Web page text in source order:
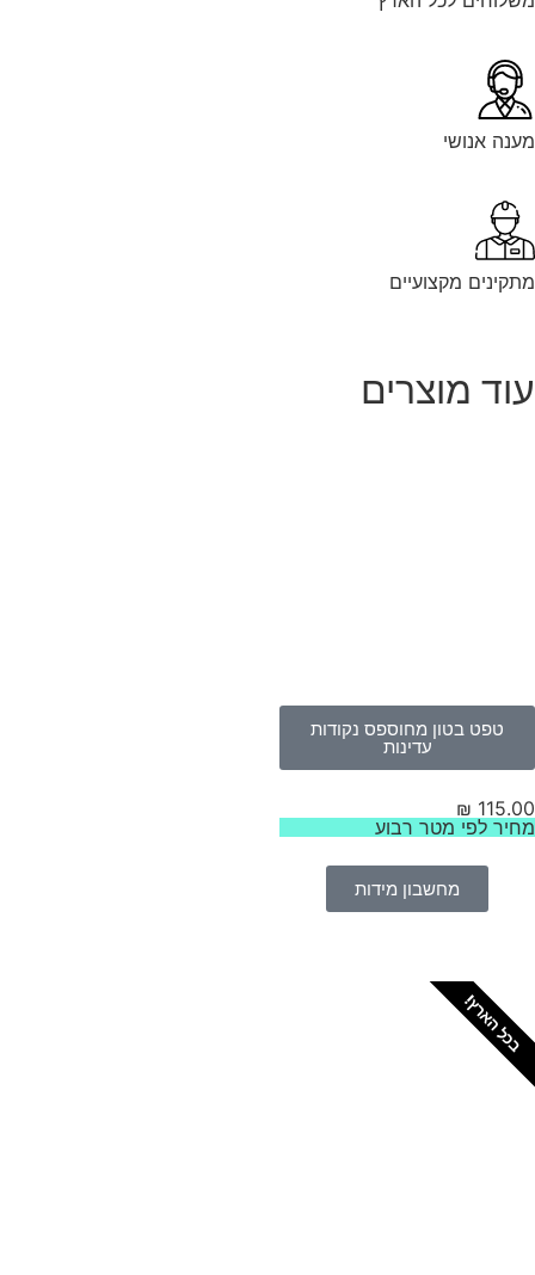
אנושי
מקצועיים
מוצרים
טפט בטון מחוספס נקודות
עדינות
₪
לפי מטר רבוע
מחשבון מידות
הארץ!